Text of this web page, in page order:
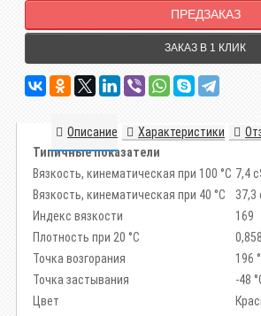
ПРЕДЗАКАЗ
ЗАКАЗ В 1 КЛИК
Описание Характеристики
Типичные показатели
Вязкость, кинематическая при 100 °C 7,4
Вязкость, кинематическая при 40 °C
37,3
Индекс вязкости
169
Плотность при 20 °C
Точка возгорания
196
Точка застывания
-48
Цвет